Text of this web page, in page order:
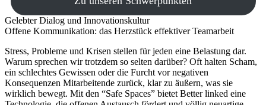
Gelebter Dialog und Innovationskultur
Offene Kommunikation: das Herzstück effektiver Teamarbeit
Stress, Probleme und Krisen stellen für jeden eine Belastung dar.
Warum sprechen wir trotzdem so selten darüber? Oft halten Scham,
ein schlechtes Gewissen oder die Furcht vor negativen
Konsequenzen Mitarbeitende zurück, klar zu äußern, was sie
wirklich bewegt. Mit den “Safe Spaces” bietet Better linked eine